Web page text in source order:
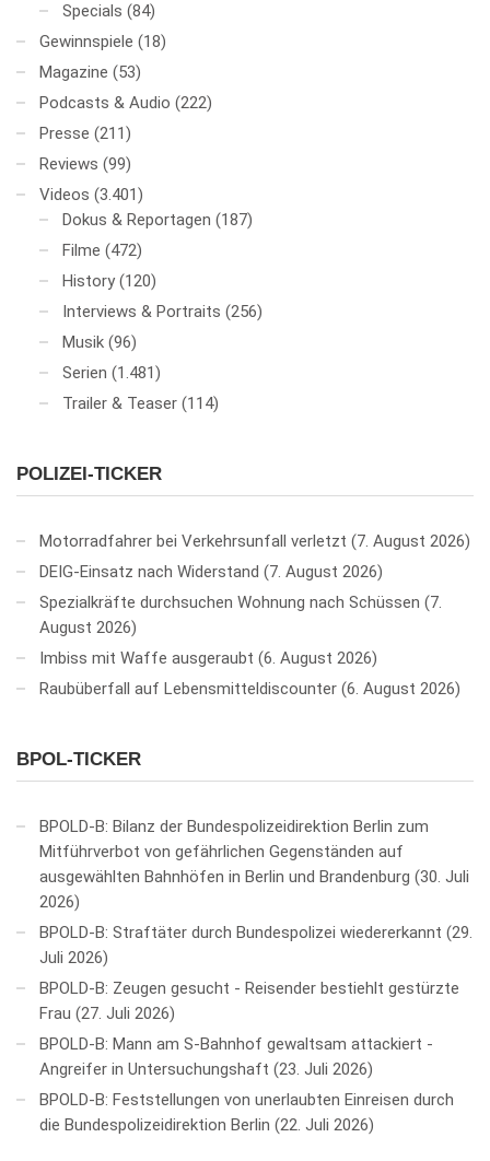
Specials (84)
Gewinnspiele (18)
Magazine (53)
Podcasts & Audio (222)
Presse (211)
Reviews (99)
Videos (3.401)
Dokus & Reportagen (187)
Filme (472)
History (120)
Interviews & Portraits (256)
Musik (96)
Serien (1.481)
Trailer & Teaser (114)
POLIZEI-TICKER
Motorradfahrer bei Verkehrsunfall verletzt
7. August 2026
DEIG-Einsatz nach Widerstand
7. August 2026
Spezialkräfte durchsuchen Wohnung nach Schüssen
7.
August 2026
Imbiss mit Waffe ausgeraubt 6. August 2026
Raubüberfall auf Lebensmitteldiscounter 6. August 2026
BPOL-TICKER
BPOLD-B: Bilanz der Bundespolizeidirektion Berlin zum
Mitführverbot von gefährlichen Gegenständen auf
ausgewählten Bahnhöfen in Berlin und Brandenburg 30. Juli
2026
BPOLD-B: Straftäter durch Bundespolizei wiedererkannt 29.
Juli 2026
BPOLD-B: Zeugen gesucht - Reisender bestiehlt gestürzte
Frau 27. Juli 2026
BPOLD-B: Mann am S-Bahnhof gewaltsam attackiert -
Angreifer in Untersuchungshaft 23. Juli 2026
BPOLD-B: Feststellungen von unerlaubten Einreisen durch
die Bundespolizeidirektion Berlin 22. Juli 2026